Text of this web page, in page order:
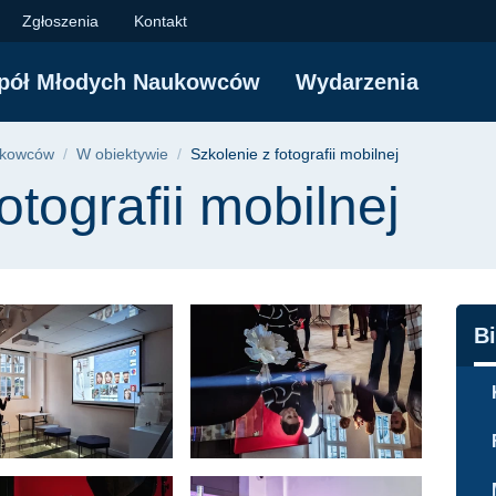
|
Zgłoszenia Kontakt
Młodych Naukowców Wydarzenia
W obiektywie Szkolenie z fotografii mobilnej
mobilnej